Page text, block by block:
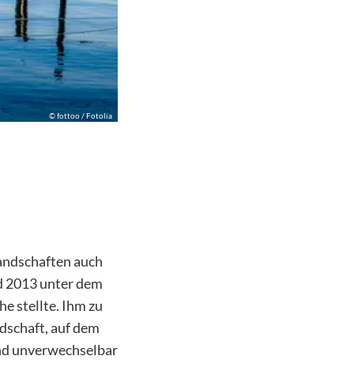
©fottoo / Fotolia
auch
2013 unter dem
stellte. Ihm zu
auf dem
unverwechselbar